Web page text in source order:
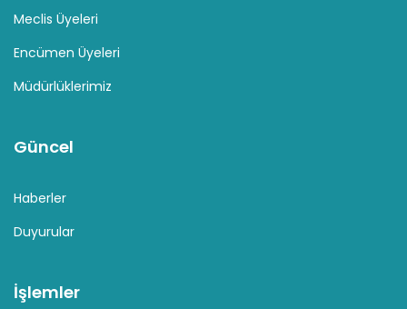
Meclis Üyeleri
Encümen Üyeleri
Müdürlüklerimiz
Güncel
Haberler
Duyurular
İşlemler